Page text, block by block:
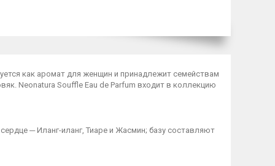
как аромат для женщин и принадлежит семействам
Neonatura Souffle Eau de Parfum входит в коллекцию
─ Иланг-иланг, Тиаре и Жасмин; базу составляют